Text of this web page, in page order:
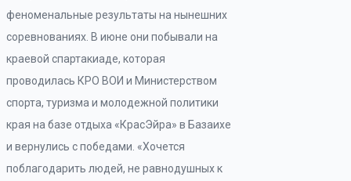
феноменальные результаты на нынешних
соревнованиях. В июне они побывали на
краевой спартакиаде, которая
проводилась КРО ВОИ и Министерством
спорта, туризма и молодежной политики
края на базе отдыха «КрасЭйра» в Базаихе
и вернулись с победами. «Хочется
поблагодарить людей, не равнодушных к